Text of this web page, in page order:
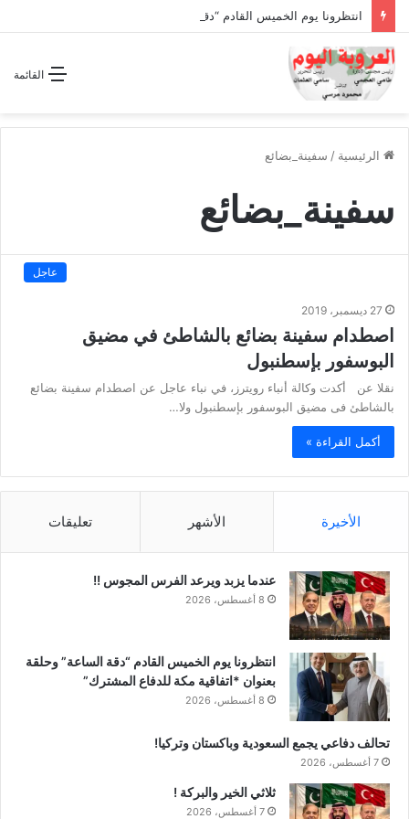
القائمة
الرئيسية / سفينة_بضائع
سفينة_بضائع
عاجل
27 ديسمبر، 2019
اصطدام سفينة بضائع بالشاطئ في مضيق
البوسفور بإسطنبول
نقلا عن أكدت وكالة أنباء رويترز، في نباء عاجل عن اصطدام سفينة بضائع
بالشاطئ فى مضيق البوسفور بإسطنبول ولا…
أكمل القراءة »
الأخيرة الأشهر تعليقات
عندما يزبد ويرعد الفرس المجوس !!
8 أغسطس، 2026
انتظرونا يوم الخميس القادم “دقة الساعة” وحلقة
بعنوان *اتفاقية مكة للدفاع المشترك”
8 أغسطس، 2026
تحالف دفاعي يجمع السعودية وباكستان وتركيا!
7 أغسطس، 2026
ثلاثي الخير والبركة !
7 أغسطس، 2026